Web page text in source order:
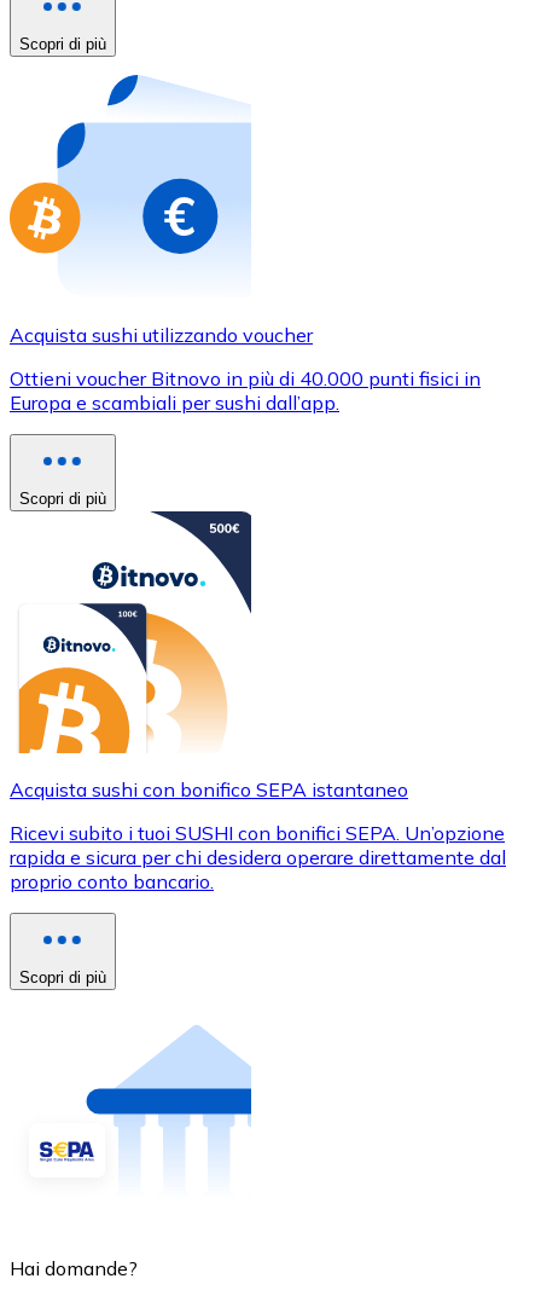
Acquista gift card dei tuoi marchi preferiti con
Vai al negozio di carte regalo
Scopri di più
Acquista sushi utilizzando voucher
Ottieni voucher Bitnovo in più di 40.000 punti fisici in
Europa e scambiali per sushi dall’app.
Scopri di più
Acquista sushi con bonifico SEPA istantaneo
Ricevi subito i tuoi SUSHI con bonifici SEPA. Un’opzione
rapida e sicura per chi desidera operare direttamente dal
proprio conto bancario.
Scopri di più
Hai domande?